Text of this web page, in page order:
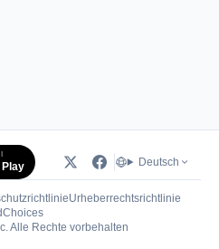
Play Deutsch
Urheberrechtsrichtlinie
(öffnet in neuem Tab)
Alle Rechte vorbehalten